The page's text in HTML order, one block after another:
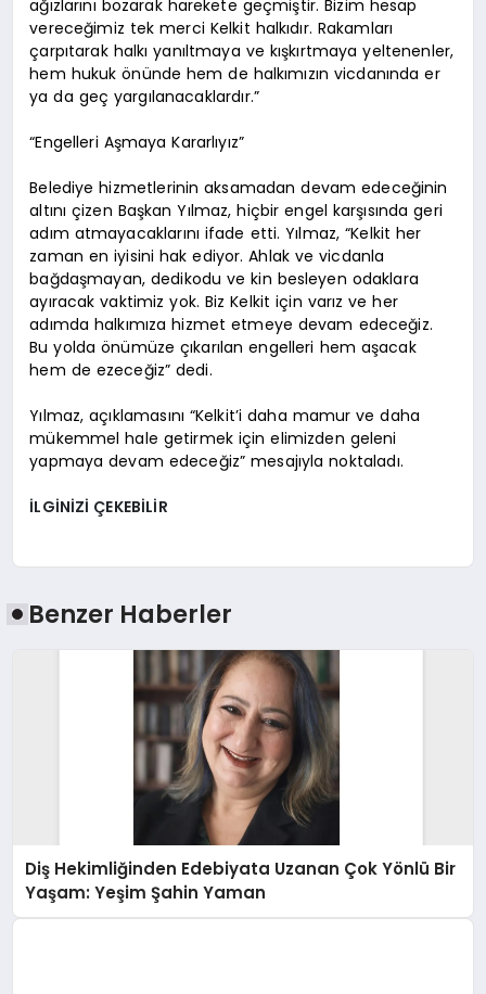
ağızlarını bozarak harekete geçmiştir. Bizim hesap
vereceğimiz tek merci Kelkit halkıdır. Rakamları
çarpıtarak halkı yanıltmaya ve kışkırtmaya yeltenenler,
hem hukuk önünde hem de halkımızın vicdanında er
ya da geç yargılanacaklardır.”
“Engelleri Aşmaya Kararlıyız”
Belediye hizmetlerinin aksamadan devam edeceğinin
altını çizen Başkan Yılmaz, hiçbir engel karşısında geri
adım atmayacaklarını ifade etti. Yılmaz, “Kelkit her
zaman en iyisini hak ediyor. Ahlak ve vicdanla
bağdaşmayan, dedikodu ve kin besleyen odaklara
ayıracak vaktimiz yok. Biz Kelkit için varız ve her
adımda halkımıza hizmet etmeye devam edeceğiz.
Bu yolda önümüze çıkarılan engelleri hem aşacak
hem de ezeceğiz” dedi.
Yılmaz, açıklamasını “Kelkit’i daha mamur ve daha
mükemmel hale getirmek için elimizden geleni
yapmaya devam edeceğiz” mesajıyla noktaladı.
İLGİNİZİ ÇEKEBİLİR
Benzer Haberler
Diş Hekimliğinden Edebiyata Uzanan Çok Yönlü Bir
Yaşam: Yeşim Şahin Yaman